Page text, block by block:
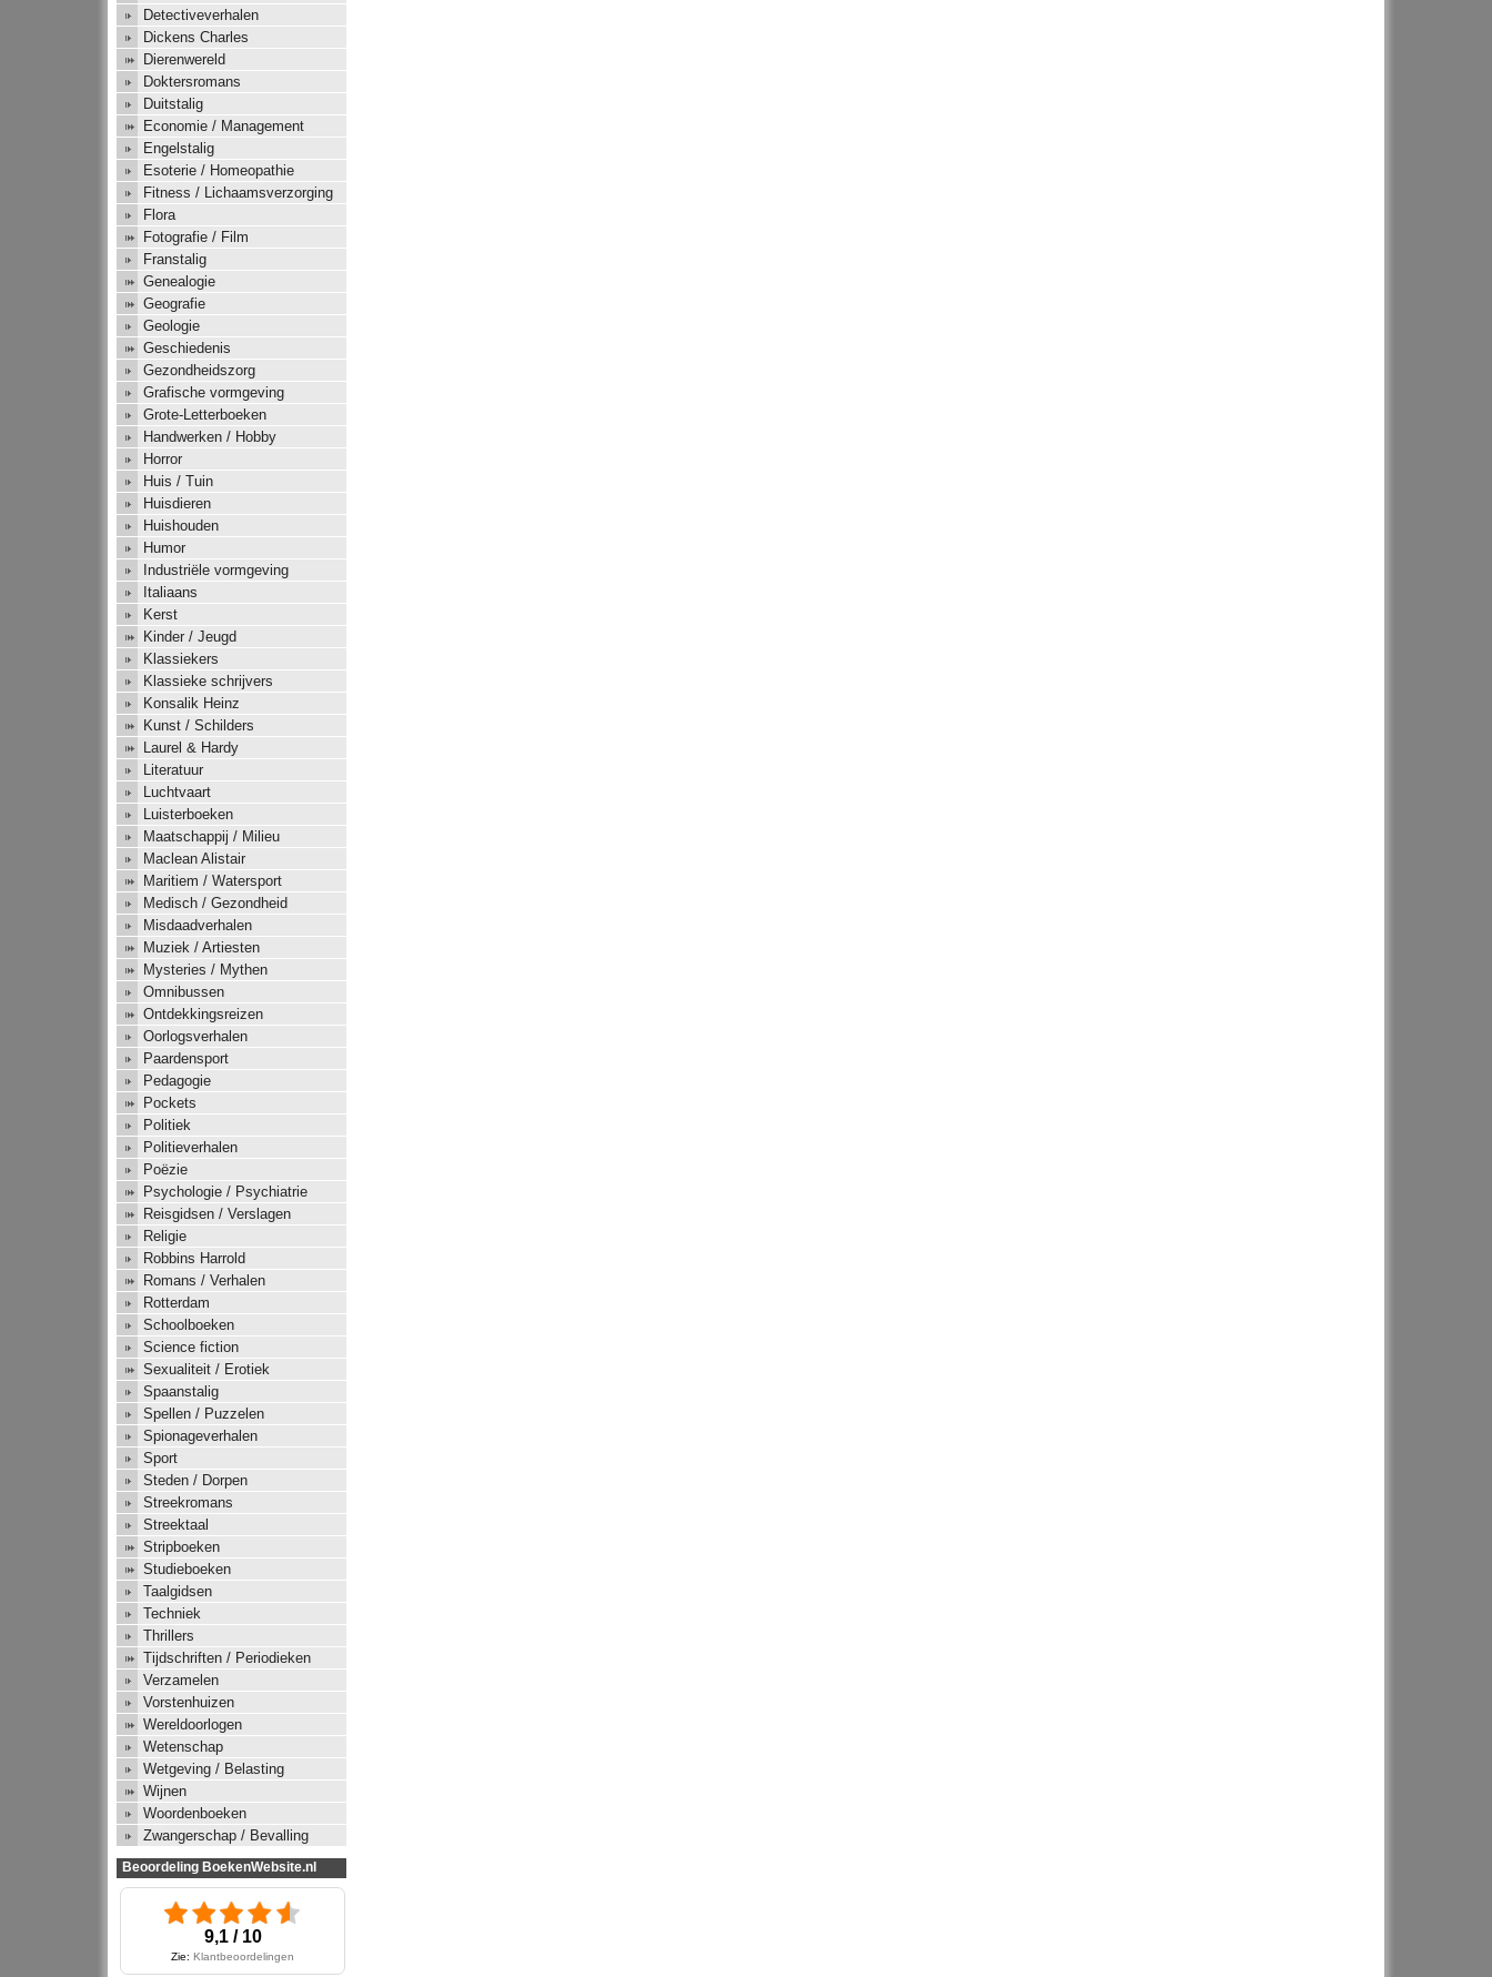
Detectiveverhalen
Dickens Charles
Dierenwereld
Doktersromans
Duitstalig
Economie / Management
Engelstalig
Esoterie / Homeopathie
Fitness / Lichaamsverzorging
Flora
Fotografie / Film
Franstalig
Genealogie
Geografie
Geologie
Geschiedenis
Gezondheidszorg
Grafische vormgeving
Grote-Letterboeken
Handwerken / Hobby
Horror
Huis / Tuin
Huisdieren
Huishouden
Humor
Industriële vormgeving
Italiaans
Kerst
Kinder / Jeugd
Klassiekers
Klassieke schrijvers
Konsalik Heinz
Kunst / Schilders
Laurel & Hardy
Literatuur
Luchtvaart
Luisterboeken
Maatschappij / Milieu
Maclean Alistair
Maritiem / Watersport
Medisch / Gezondheid
Misdaadverhalen
Muziek / Artiesten
Mysteries / Mythen
Omnibussen
Ontdekkingsreizen
Oorlogsverhalen
Paardensport
Pedagogie
Pockets
Politiek
Politieverhalen
Poëzie
Psychologie / Psychiatrie
Reisgidsen / Verslagen
Religie
Robbins Harrold
Romans / Verhalen
Rotterdam
Schoolboeken
Science fiction
Sexualiteit / Erotiek
Spaanstalig
Spellen / Puzzelen
Spionageverhalen
Sport
Steden / Dorpen
Streekromans
Streektaal
Stripboeken
Studieboeken
Taalgidsen
Techniek
Thrillers
Tijdschriften / Periodieken
Verzamelen
Vorstenhuizen
Wereldoorlogen
Wetenschap
Wetgeving / Belasting
Wijnen
Woordenboeken
Zwangerschap / Bevalling
Beoordeling BoekenWebsite.nl
9,1 / 10
Zie: Klantbeoordelingen